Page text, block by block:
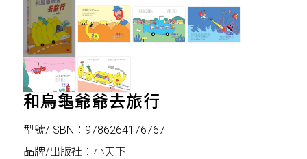
和烏龜爺爺去旅行
型號/ISBN：9786264176767
品牌/出版社：小天下